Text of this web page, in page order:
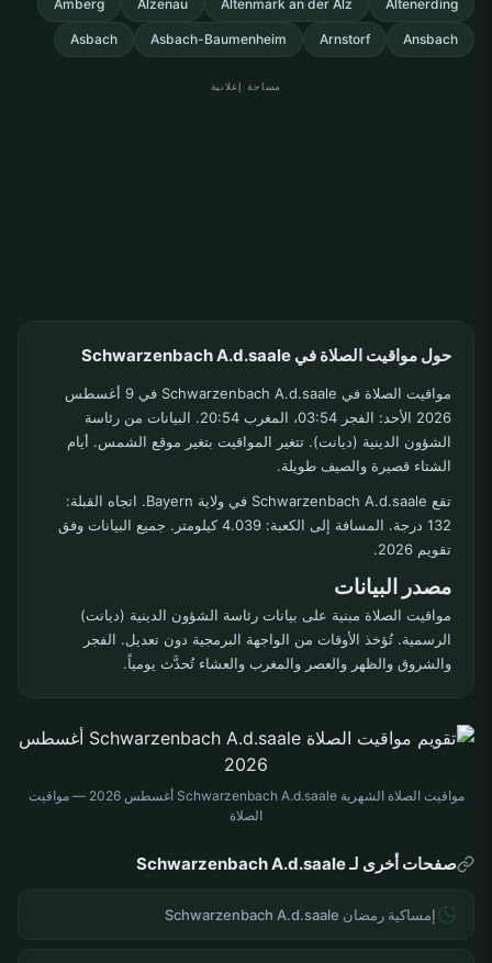
Altenerding
Altenmark an der Alz
Alzenau
Amberg
Ansbach
Arnstorf
Asbach-Baumenheim
Asbach
مساحة إعلانية
حول مواقيت الصلاة في Schwarzenbach A.d.saale
مواقيت الصلاة في Schwarzenbach A.d.saale في 9 أغسطس
2026 الأحد: الفجر 03:54، المغرب 20:54. البيانات من رئاسة
الشؤون الدينية (ديانت). تتغير المواقيت بتغير موقع الشمس. أيام
الشتاء قصيرة والصيف طويلة.
تقع Schwarzenbach A.d.saale في ولاية Bayern. اتجاه القبلة:
132 درجة. المسافة إلى الكعبة: 4.039 كيلومتر. جميع البيانات وفق
تقويم 2026.
مصدر البيانات
مواقيت الصلاة مبنية على بيانات رئاسة الشؤون الدينية (ديانت)
الرسمية. تُؤخذ الأوقات من الواجهة البرمجية دون تعديل. الفجر
والشروق والظهر والعصر والمغرب والعشاء تُحدَّث يومياً.
مواقيت الصلاة الشهرية Schwarzenbach A.d.saale أغسطس 2026 — مواقيت
الصلاة
صفحات أخرى لـ Schwarzenbach A.d.saale
إمساكية رمضان Schwarzenbach A.d.saale